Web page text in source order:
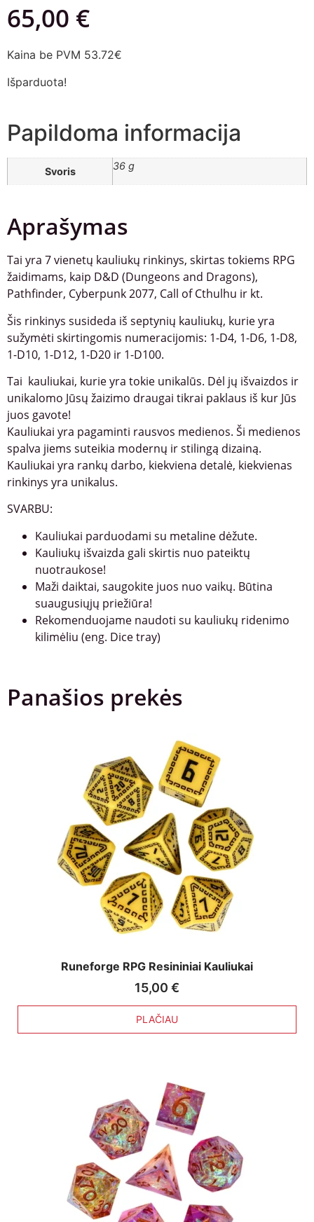
65,00 €
Kaina be PVM 53.72€
Išparduota!
Papildoma informacija
Svoris 36 g
Aprašymas
Tai yra 7 vienetų kauliukų rinkinys, skirtas tokiems RPG
žaidimams, kaip D&D (Dungeons and Dragons),
Pathfinder, Cyberpunk 2077, Call of Cthulhu ir kt.
Šis rinkinys susideda iš septynių kauliukų, kurie yra
sužymėti skirtingomis numeracijomis: 1-D4, 1-D6, 1-D8,
1-D10, 1-D12, 1-D20 ir 1-D100.
Tai kauliukai, kurie yra tokie unikalūs. Dėl jų išvaizdos ir
unikalomo Jūsų žaizimo draugai tikrai paklaus iš kur Jūs
juos gavote!
Kauliukai yra pagaminti rausvos medienos. Ši medienos
spalva jiems suteikia modernų ir stilingą dizainą.
Kauliukai yra rankų darbo, kiekviena detalė, kiekvienas
rinkinys yra unikalus.
SVARBU:
Kauliukai parduodami su metaline dėžute.
Kauliukų išvaizda gali skirtis nuo pateiktų
nuotraukose!
Maži daiktai, saugokite juos nuo vaikų. Būtina
suaugusiųjų priežiūra!
Rekomenduojame naudoti su kauliukų ridenimo
kilimėliu (eng. Dice tray)
Panašios prekės
Runeforge RPG Resininiai Kauliukai
15,00 €
PLAČIAU